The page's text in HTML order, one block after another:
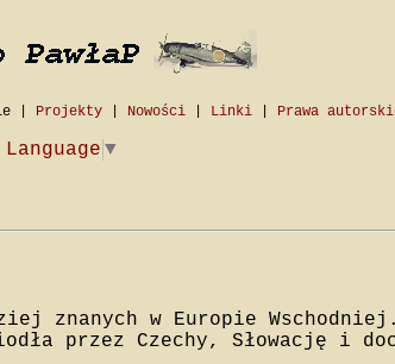
| Projekty| Nowości| Linki| Prawa
▼
znanych w Europie
przez Czechy, Słowację i